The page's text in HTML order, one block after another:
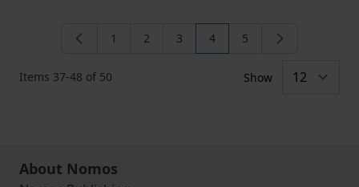
Items 37-48 of 50
Page
1 Page
2 Page
3 You're currently reading
4 Page
5
Show
About Nomos